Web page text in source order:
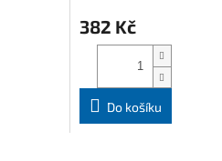
382 Kč
Do košíku